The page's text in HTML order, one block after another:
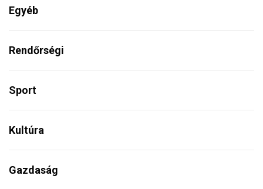
Egyéb
Rendőrségi
Sport
Kultúra
Gazdaság